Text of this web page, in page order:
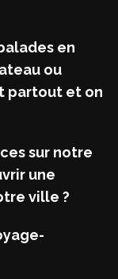
en
ou
partout et on
sur notre
une
ville ?